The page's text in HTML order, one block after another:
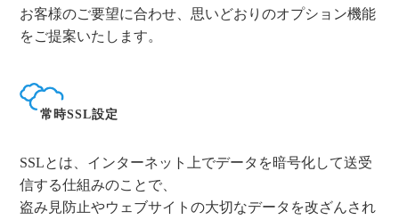
お客様のご要望に合わせ、思いどおりのオプション機能
をご提案いたします。
常時SSL設定
SSLとは、インターネット上でデータを暗号化して送受
信する仕組みのことで、
盗み見防止やウェブサイトの大切なデータを改ざんされ